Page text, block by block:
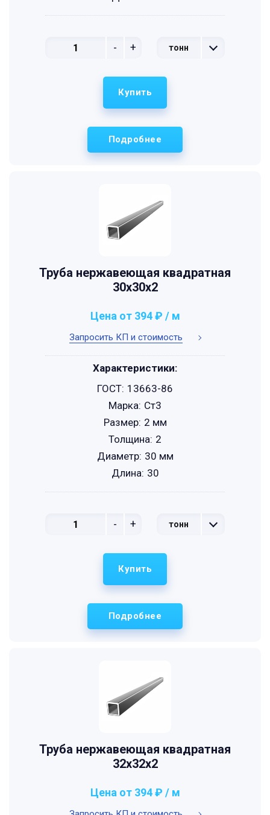
- + тонн
Подробнее
Купить
Труба нержавеющая квадратная
30х30х2
Запросить КП и стоимость
Цена от 394 ₽ / м
- + тонн
Характеристики:
ГОСТ: 13663-86
Марка: Ст3
Размер: 2 мм
Толщина: 2
Диаметр: 30 мм
Длина: 30
Подробнее
Купить
Труба нержавеющая квадратная
32х32х2
Цена от 394 ₽ / м